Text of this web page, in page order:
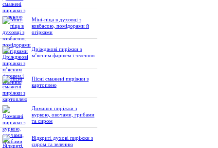
Міні-піца в духовці з
ковбасою, помідорами й
огірками
Дріжджові пиріжки з
м’ясним фаршем і зеленню
Пісні смажені пиріжки з
картоплею
Домашні пиріжки з
куркою, овочами, грибами
та сиром
Відкриті духові пиріжки з
сиром та зеленню